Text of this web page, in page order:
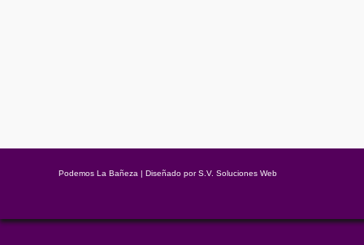
Podemos La Bañeza | Diseñado porS.V. Soluciones Web